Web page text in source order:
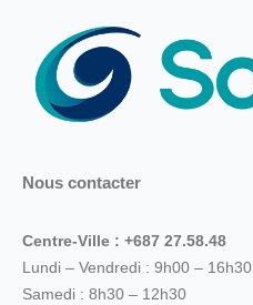
Nous contacter
Centre-Ville : +687 27.58.48
Lundi – Vendredi : 9h00 – 16h30
Samedi : 8h30 – 12h30